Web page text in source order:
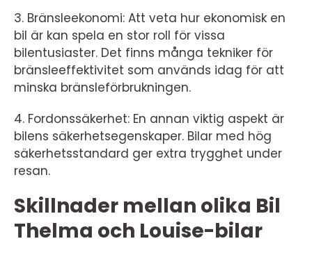
3. Bränsleekonomi: Att veta hur ekonomisk en
bil är kan spela en stor roll för vissa
bilentusiaster. Det finns många tekniker för
bränsleeffektivitet som används idag för att
minska bränsleförbrukningen.
4. Fordonssäkerhet: En annan viktig aspekt är
bilens säkerhetsegenskaper. Bilar med hög
säkerhetsstandard ger extra trygghet under
resan.
Skillnader mellan olika Bil
Thelma och Louise-bilar